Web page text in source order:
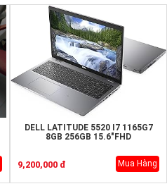
DELL LATITUDE 5520 I7 1165G7
8GB 256GB 15.6"FHD
9,200,000 đ Mua Hàng